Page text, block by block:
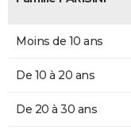
Moins de 10 ans
De 10 à 20 ans
De 20 à 30 ans